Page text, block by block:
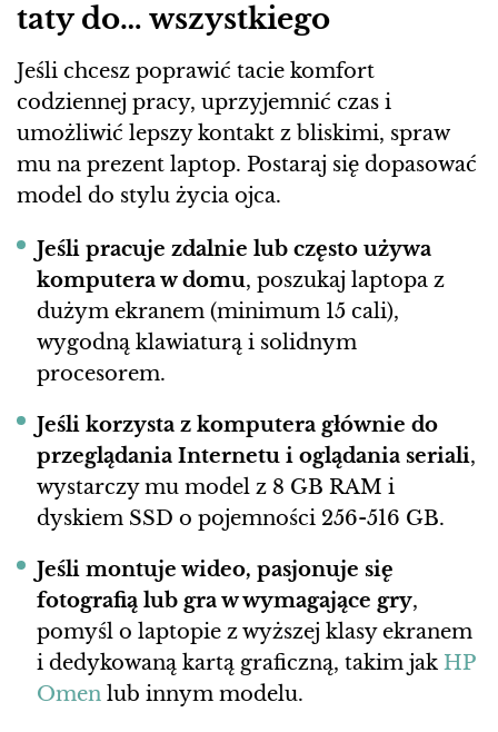
taty do… wszystkiego
Jeśli chcesz poprawić tacie komfort
codziennej pracy, uprzyjemnić czas i
umożliwić lepszy kontakt z bliskimi, spraw
mu na prezent laptop. Postaraj się dopasować
model do stylu życia ojca.
Jeśli pracuje zdalnie lub często używa
komputera w domu, poszukaj laptopa z
dużym ekranem (minimum 15 cali),
wygodną klawiaturą i solidnym
procesorem.
Jeśli korzysta z komputera głównie do
przeglądania Internetu i oglądania seriali,
wystarczy mu model z 8 GB RAM i
dyskiem SSD o pojemności 256-516 GB.
Jeśli montuje wideo, pasjonuje się
fotografią lub gra w wymagające gry,
pomyśl o laptopie z wyższej klasy ekranem
i dedykowaną kartą graficzną, takim jak HP
Omen lub innym modelu.